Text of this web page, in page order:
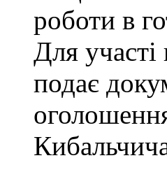
роботи в
Для участі
подає